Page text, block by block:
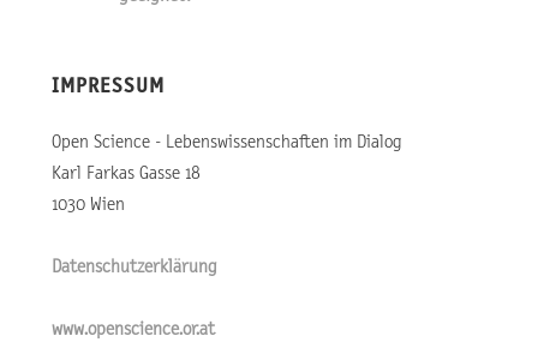
IMPRESSUM
Open Science - Lebenswissenschaften im Dialog
Karl Farkas Gasse 18
1030 Wien
Datenschutzerklärung
www.openscience.or.at